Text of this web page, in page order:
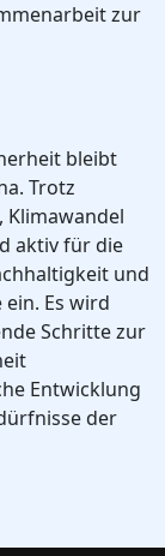
zur
bleibt
Trotz
aktiv für die
und
Es wird
Schritte zur
Entwicklung
der